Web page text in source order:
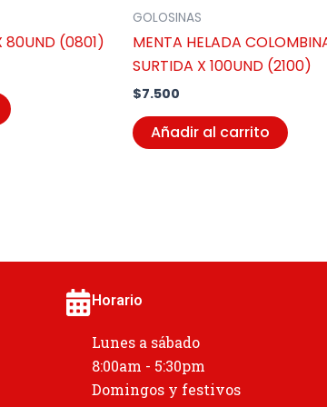
80UND (0801)
GOLOSINAS
MENTA HELADA
SURTIDA X 100UND (2100)
$7.500
Añadir al carrito
Horario
Lunes a sábado
8:00am - 5:30pm
Domingos y festivos